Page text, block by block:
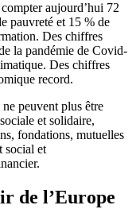
aujourd’hui 72
pauvreté et 15 % de
Des chiffres
la pandémie de Covid-
Des chiffres
record.
peuvent plus être
et solidaire,
fondations, mutuelles
social et
de l’Europe